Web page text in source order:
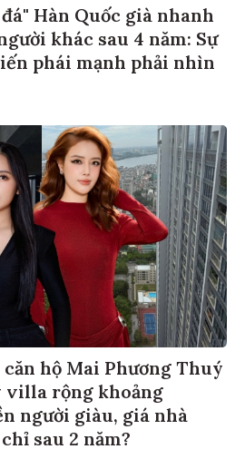
Hàn Quốc già nhanh
khác sau 4 năm: Sự
phái mạnh phải nhìn
hộ Mai Phương Thuý
villa rộng khoảng
người giàu, giá nhà
sau 2 năm?